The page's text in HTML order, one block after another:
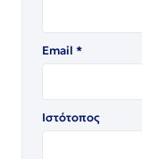
Email *
Ιστότοπος